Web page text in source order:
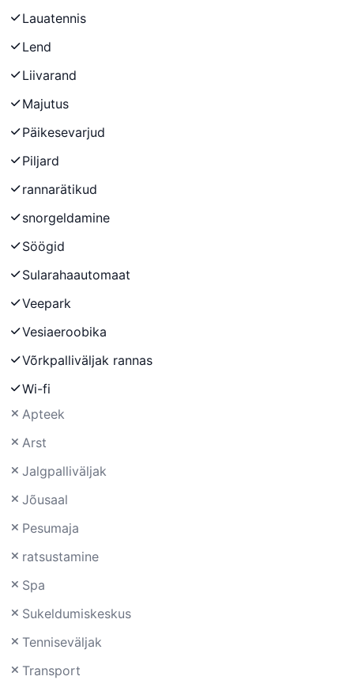
Lauatennis
Lend
Liivarand
Majutus
Päikesevarjud
Piljard
rannarätikud
snorgeldamine
Söögid
Sularahaautomaat
Veepark
Vesiaeroobika
Võrkpalliväljak rannas
Wi-fi
Apteek
Arst
Jalgpalliväljak
Jõusaal
Pesumaja
ratsustamine
Spa
Sukeldumiskeskus
Tenniseväljak
Transport